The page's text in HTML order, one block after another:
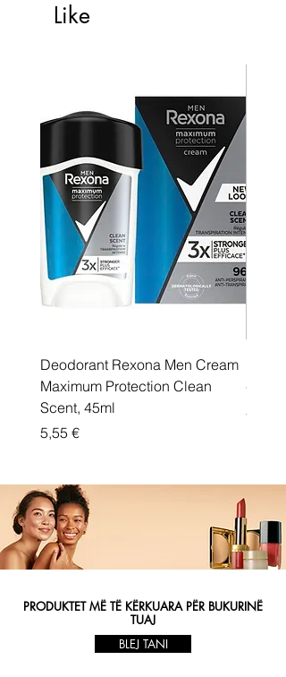
Like
Deodorant Rexona Men Cream
Maximum Protection Clean
Scent, 45ml
Price
5,55 €
Price
5,55 €
PRODUKTET MË TË KËRKUARA PËR BUKURINË
TUAJ
BLEJ TANI